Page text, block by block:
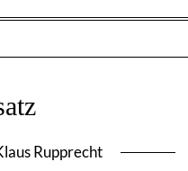
Rupprecht